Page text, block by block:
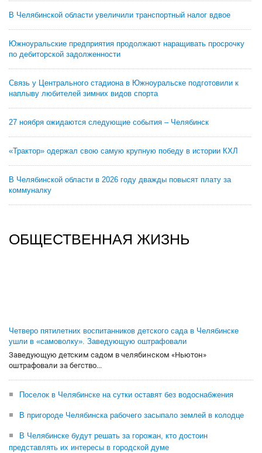
В Челябинской области увеличили транспортный налог вдвое
Южноуральские предприятия продолжают наращивать просрочку
по дебиторской задолженности
Связь у Центрального стадиона в Южноуральске подготовили к
наплыву любителей зимних видов спорта
27 ноября ожидаются следующие события – Челябинск
«Трактор» одержал свою самую крупную победу в истории КХЛ
В Челябинской области в 2026 году дважды повысят плату за
коммуналку
ОБЩЕСТВЕННАЯ ЖИЗНЬ
Четверо пятилетних воспитанников детского сада в Челябинске
ушли в «самоволку». Заведующую оштрафовали
Заведующую детским садом в челябинском «Ньютон»
оштрафовали за бегство...
Поселок в Челябинске на сутки оставят без водоснабжения
В пригороде Челябинска рабочего засыпало землей в колодце
В Челябинске будут решать за горожан, кто достоин
представлять их интересы в городской думе